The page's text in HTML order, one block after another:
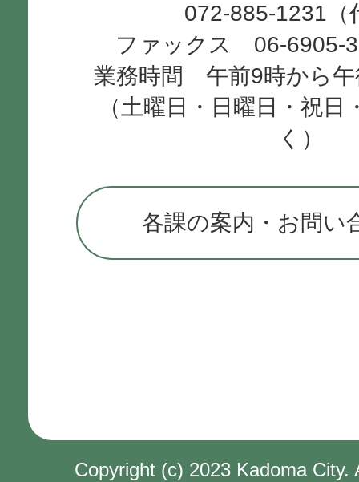
072-885-1231（
ファックス 06-6905-
業務時間 午前9時から午
（土曜日・日曜日・祝日
く）
各課の案内・お問い
Copyright (c) 2023 Kadoma City.